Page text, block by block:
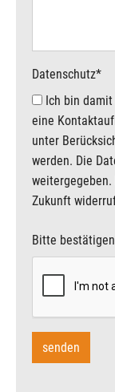
Datenschutz*
eine
unter
werden. Die
Zukunft
Bitte bestätigen